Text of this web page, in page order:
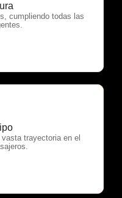
cumpliendo todas las
trayectoria en el